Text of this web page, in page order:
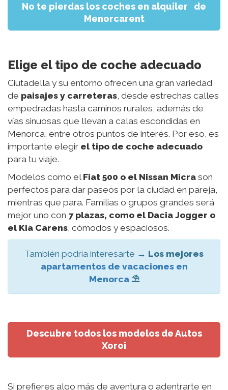
No te pierdas los coches en alquiler de
Menorcarent
Elige el tipo de coche adecuado
Ciutadella y su entorno ofrecen una gran variedad
de paisajes y carreteras , desde estrechas calles
empedradas hasta caminos rurales, además de
vías sinuosas que llevan a calas escondidas en
Menorca, entre otros puntos de interés. Por eso, es
importante elegir el tipo de coche adecuado
para tu viaje.
Modelos como el Fiat 500 o el Nissan Micra son
perfectos para dar paseos por la ciudad en pareja,
mientras que para. Familias o grupos grandes será
mejor uno con 7 plazas, como el Dacia Jogger o
el Kia Carens , cómodos y espaciosos.
También podría interesarte → Los mejores
apartamentos de vacaciones en
Menorca⛱️
Descubre todos los modelos de Autos
Xoroi
Si prefieres algo más de aventura o adentrarte en